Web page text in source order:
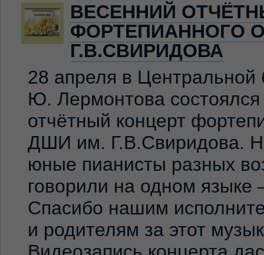
ВЕСЕННИЙ
ФОРТЕПИАННОГО
Г.В.СВИРИДОВА
28 апреля в
Ю. Лермонтова состоялся
отчётный концерт
ДШИ им. Г.В.Свиридова.
юные пианисты разных
говорили на одном
Спасибо нашим
и родителям за этот